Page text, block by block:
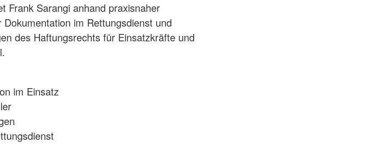
Frank Sarangi anhand praxisnaher
im Rettungsdienst und
des Haftungsrechts für Einsatzkräfte und
im Einsatz